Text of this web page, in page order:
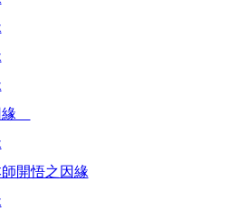
緣
開悟之因緣